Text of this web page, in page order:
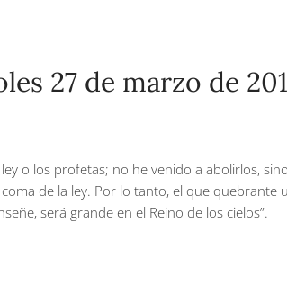
27 de marzo de
o los profetas; no he venido a abolirlos,
de la ley. Por lo tanto, el que
será grande en el Reino de los cielos”.